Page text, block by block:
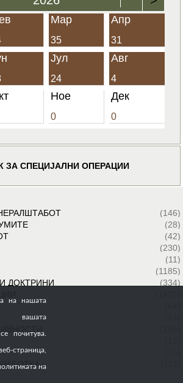
Мар
35
Апр
31
Јул
24
Авг
4
Ное
0
Дек
0
ЗА СПЕЦИЈАЛНИ ОПЕРАЦИИ
(146)
(28)
(42)
(230)
(11)
(1185)
ДОКТРИНИ
(334)
на нашата
вашата
почитува.
страница,
на